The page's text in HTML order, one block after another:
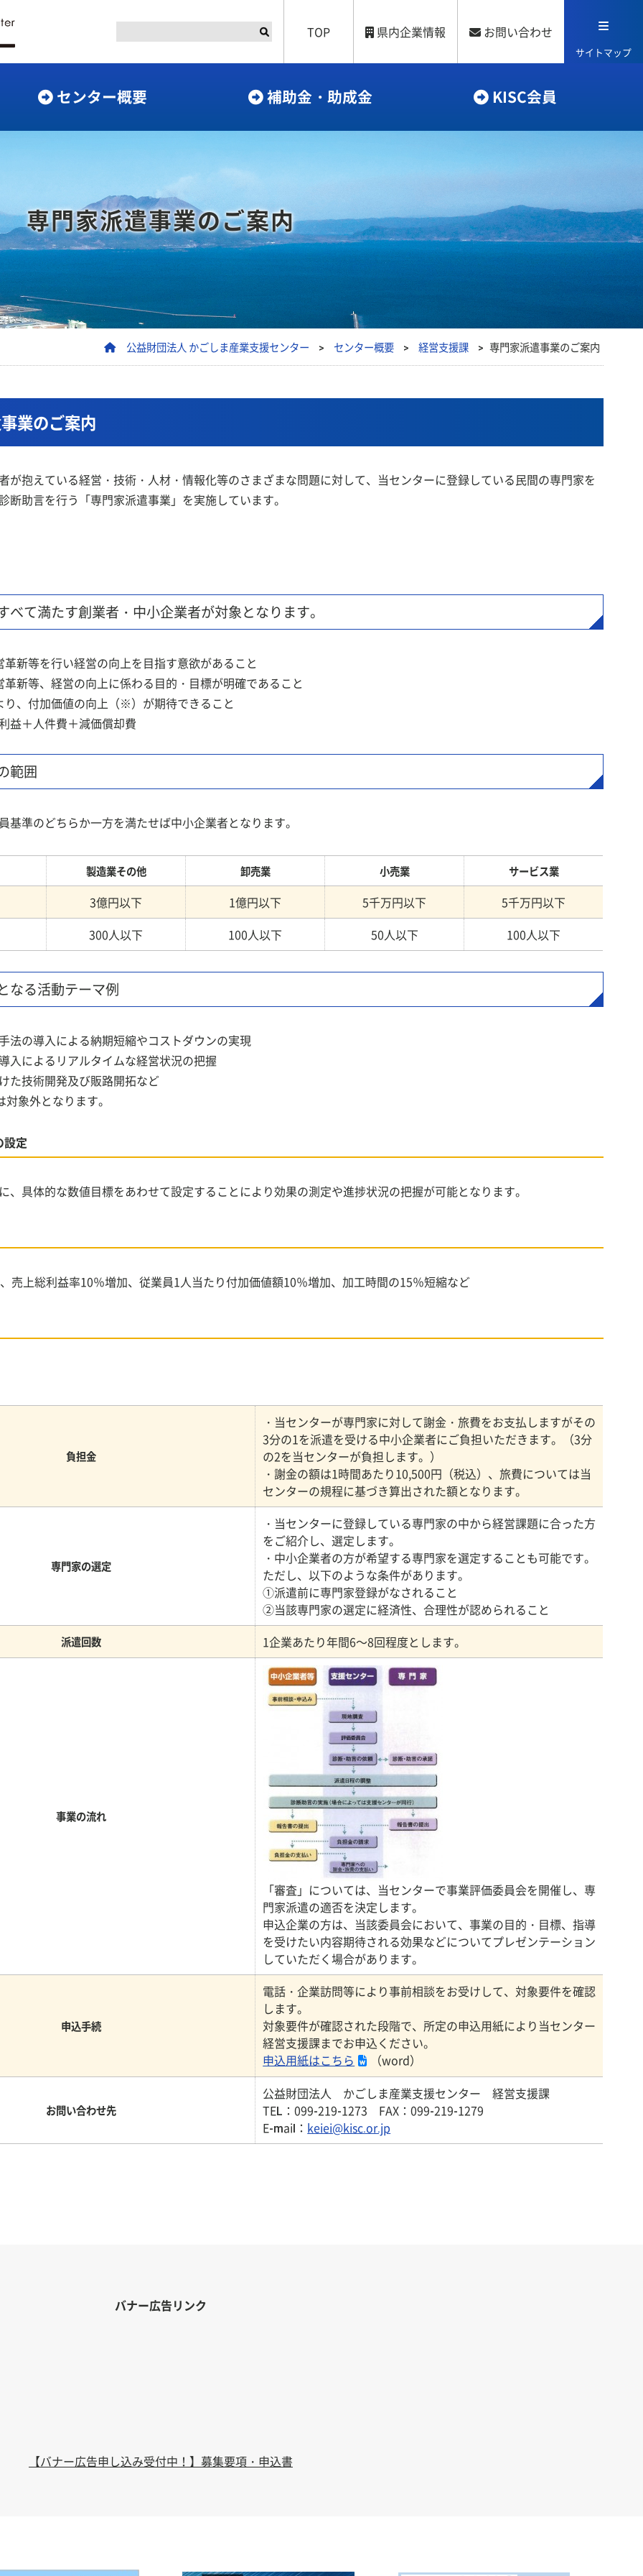
TOP 県内企業情報 お問い合わせ
サイトマップ
センター概要 補助金・助成金 KISC会員
専門家派遣事業のご案内
公益財団法人 かごしま産業支援センター > センター概要 > 経営支援課 > 専門家派遣事業のご案内
業のご案内
が抱えている経営・技術・人材・情報化等のさまざまな問題に対して、当センターに登録している民間の専門家を
断助言を行う「専門家派遣事業」を実施しています。
べて満たす創業者・中小企業者が対象となります。
新等を行い経営の向上を目指す意欲があること
新等、経営の向上に係わる目的・目標が明確であること
り、付加価値の向上（※）が期待できること
益＋人件費＋減価償却費
範囲
基準のどちらか一方を満たせば中小企業者となります。
製造業その他 卸売業 小売業 サービス業
3億円以下 1億円以下 5千万円以下
5千万円以下
300人以下
100人以下 50人以下 100人以下
なる活動テーマ例
法の導入による納期短縮やコストダウンの実現
入によるリアルタイムな経営状況の把握
た技術開発及び販路開拓など
象外となります。
設定
、具体的な数値目標をあわせて設定することにより効果の測定や進捗状況の把握が可能となります。
売上総利益率10％増加、従業員1人当たり付加価値額10％増加、加工時間の15％短縮など
負担金
・当センターが専門家に対して謝金・旅費をお支払しますがその
3分の1を派遣を受ける中小企業者にご負担いただきます。（3分
の2を当センターが負担します。）
・謝金の額は1時間あたり10,500円（税込）、旅費については当
センターの規程に基づき算出された額となります。
専門家の選定
・当センターに登録している専門家の中から経営課題に合った方
をご紹介し、選定します。
・中小企業者の方が希望する専門家を選定することも可能です。
ただし、以下のような条件があります。
①派遣前に専門家登録がなされること
②当該専門家の選定に経済性、合理性が認められること
派遣回数 1企業あたり年間6～8回程度とします。
事業の流れ
「審査」については、当センターで事業評価委員会を開催し、専
門家派遣の適否を決定します。
申込企業の方は、当該委員会において、事業の目的・目標、指導
を受けたい内容期待される効果などについてプレゼンテーション
していただく場合があります。
申込手続
電話・企業訪問等により事前相談をお受けして、対象要件を確認
します。
対象要件が確認された段階で、所定の申込用紙により当センター
経営支援課までお申込ください。
申込用紙はこちら
（word）
お問い合わせ先
公益財団法人 かごしま産業支援センター 経営支援課
TEL：099-219-1273 FAX：099-219-1279
E-mail： keiei@kisc.or.jp
バナー広告リンク
【バナー広告申し込み受付中！】募集要項・申込書